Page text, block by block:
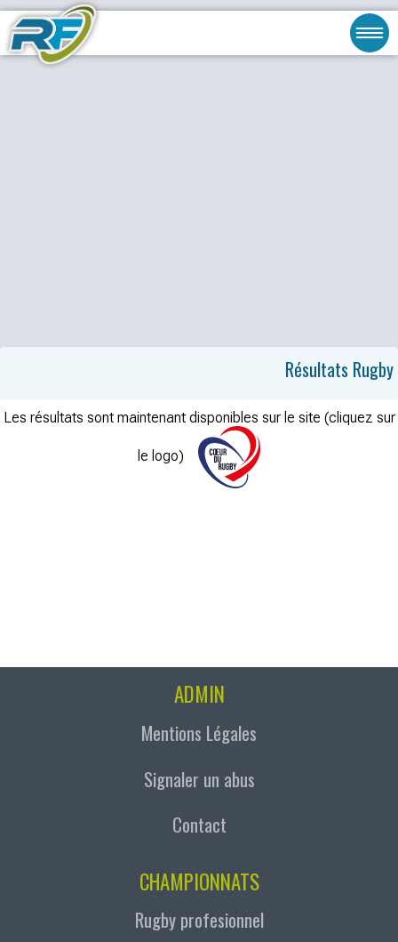
Résultats Rugby
Les résultats sont maintenant disponibles sur le site (cliquez sur
le logo)
ADMIN
Mentions Légales
Signaler un abus
Contact
CHAMPIONNATS
Rugby profesionnel